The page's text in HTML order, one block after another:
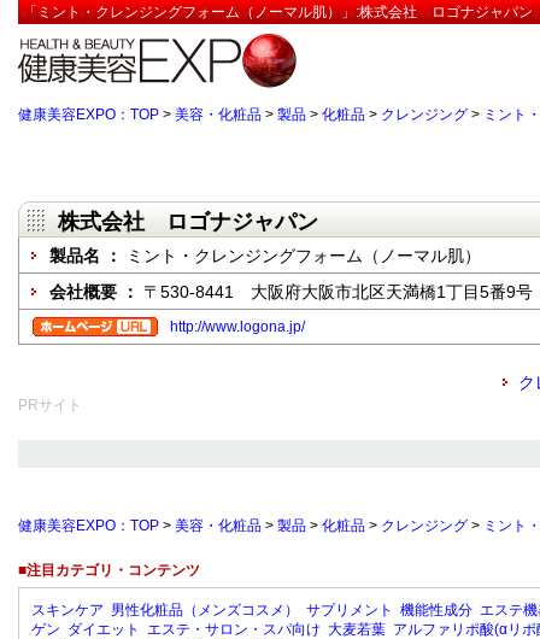
「ミント・クレンジングフォーム（ノーマル肌）」:株式会社 ロゴナジャパン
健康美容EXPO：TOP > 美容・化粧品 > 製品 > 化粧品 > クレンジング > ミント
株式会社 ロゴナジャパン
製品名 ：
ミント・クレンジングフォーム（ノーマル肌）
会社概要 ： 〒530-8441 大阪府大阪市北区天満橋1丁目5番9号
http://www.logona.jp/
ク
PRサイト
健康美容EXPO：TOP > 美容・化粧品 > 製品 > 化粧品 > クレンジング > ミント
■注目カテゴリ・コンテンツ
スキンケア 男性化粧品（メンズコスメ） サプリメント 機能性成分 エステ
ゲン ダイエット エステ・サロン・スパ向け 大麦若葉 アルファリポ酸(αリポ